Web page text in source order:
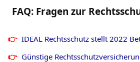
FAQ: Fragen zur
IDEAL Rechtsschutz stellt 2022
Günstige